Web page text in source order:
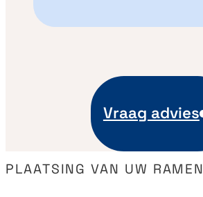
Vraag advies
PLAATSING VAN UW RAMEN